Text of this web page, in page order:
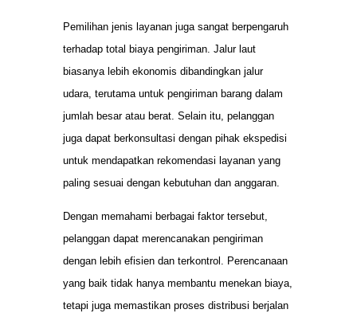
Pemilihan jenis layanan juga sangat berpengaruh
terhadap total biaya pengiriman. Jalur laut
biasanya lebih ekonomis dibandingkan jalur
udara, terutama untuk pengiriman barang dalam
jumlah besar atau berat. Selain itu, pelanggan
juga dapat berkonsultasi dengan pihak ekspedisi
untuk mendapatkan rekomendasi layanan yang
paling sesuai dengan kebutuhan dan anggaran.
Dengan memahami berbagai faktor tersebut,
pelanggan dapat merencanakan pengiriman
dengan lebih efisien dan terkontrol. Perencanaan
yang baik tidak hanya membantu menekan biaya,
tetapi juga memastikan proses distribusi berjalan